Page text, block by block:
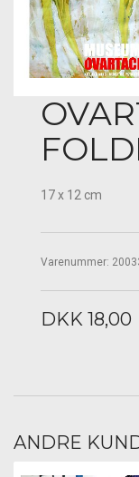
17 x 12 cm
Varenummer:
DKK 18,00
ANDRE